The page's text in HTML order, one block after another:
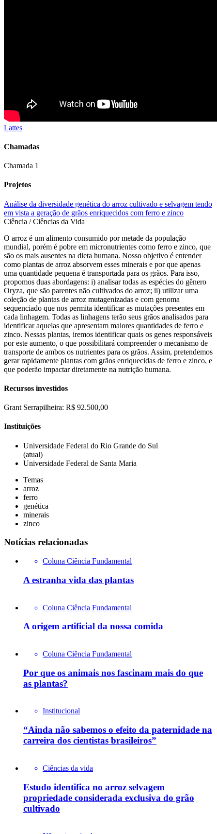
Lattes
Chamadas
Chamada 1
Projetos
Análise da diversidade genética do arroz cultivado e selvagem tendo
em vista a geração de grãos enriquecidos com ferro e zinco
Ciência / Ciências da Vida
O arroz é um alimento consumido por metade da população
mundial, porém é pobre em micronutrientes como ferro e zinco, que
são os mais ausentes na dieta humana. Nosso objetivo é entender
como plantas de arroz absorvem esses minerais e por que apenas
uma quantidade pequena é transportada para os grãos. Para isso,
propomos duas abordagens: i) analisar todas as espécies do gênero
Oryza, que são parentes não cultivados do arroz; ii) utilizar uma
coleção de plantas de arroz mutagenizadas e com genoma
sequenciado que nos permita identificar as mutações presentes em
cada linhagem. Todas as linhagens terão seus grãos analisados para
identificar aquelas que apresentam maiores quantidades de ferro e
zinco. Nessas plantas, iremos identificar quais os genes responsáveis
por este aumento, o que possibilitará compreender o mecanismo de
transporte de ambos os nutrientes para os grãos. Assim, pretendemos
gerar rapidamente plantas com grãos enriquecidas de ferro e zinco, e
que poderão impactar diretamente na nutrição humana.
Recursos investidos
Grant Serrapilheira: R$ 92.500,00
Instituições
Universidade Federal do Rio Grande do Sul
(atual)
Universidade Federal de Santa Maria
Temas
arroz
ferro
genética
minerais
zinco
Notícias relacionadas
Coluna Ciência Fundamental
A estranha vida das plantas
Coluna Ciência Fundamental
A origem artificial da nossa comida
Coluna Ciência Fundamental
Por que os animais nos fascinam mais do que
as plantas?
Institucional
“Ainda não sabemos o efeito da paternidade na
carreira dos cientistas brasileiros”
Ciências da vida
Estudo identifica no arroz selvagem
propriedade considerada exclusiva do grão
cultivado